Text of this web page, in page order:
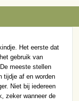
Het eerste dat
gebruik van
meeste stellen
tijdje af en worden
Niet bij iedereen
zeker wanneer de